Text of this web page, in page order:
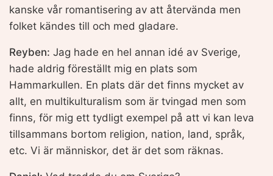
kanske vår romantisering av att återvända men
folket kändes till och med gladare.
Reyben: Jag hade en hel annan idé av Sverige,
hade aldrig föreställt mig en plats som
Hammarkullen. En plats där det finns mycket av
allt, en multikulturalism som är tvingad men som
finns, för mig ett tydligt exempel på att vi kan leva
tillsammans bortom religion, nation, land, språk,
etc. Vi är människor, det är det som räknas.